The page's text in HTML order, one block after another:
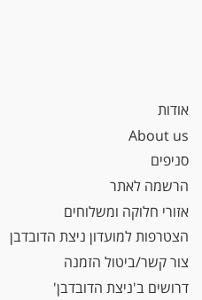
אודות
About us
סניפים
הרשמה לאתר
אזורי חלוקה ומשלוחים
הצטרפות למועדון ניצת הדובדבן
צור קשר/ביטול הזמנה
דרושים ב'ניצת הדובדבן'